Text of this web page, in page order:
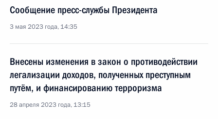
Сообщение пресс-службы Президента
3 мая 2023 года, 14:35
Внесены изменения в закон о противодействии
легализации доходов, полученных преступным
путём, и финансированию терроризма
28 апреля 2023 года, 13:15